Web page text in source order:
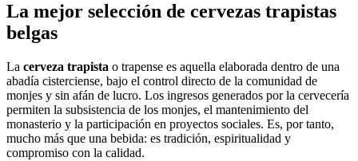
La mejor selección de cervezas trapistas
belgas
La cerveza trapista o trapense es aquella elaborada dentro de una
abadía cisterciense, bajo el control directo de la comunidad de
monjes y sin afán de lucro. Los ingresos generados por la cervecería
permiten la subsistencia de los monjes, el mantenimiento del
monasterio y la participación en proyectos sociales. Es, por tanto,
mucho más que una bebida: es tradición, espiritualidad y
compromiso con la calidad.